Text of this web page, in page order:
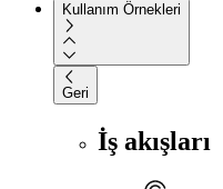
Kullanım Örnekleri
Geri
İş akışları